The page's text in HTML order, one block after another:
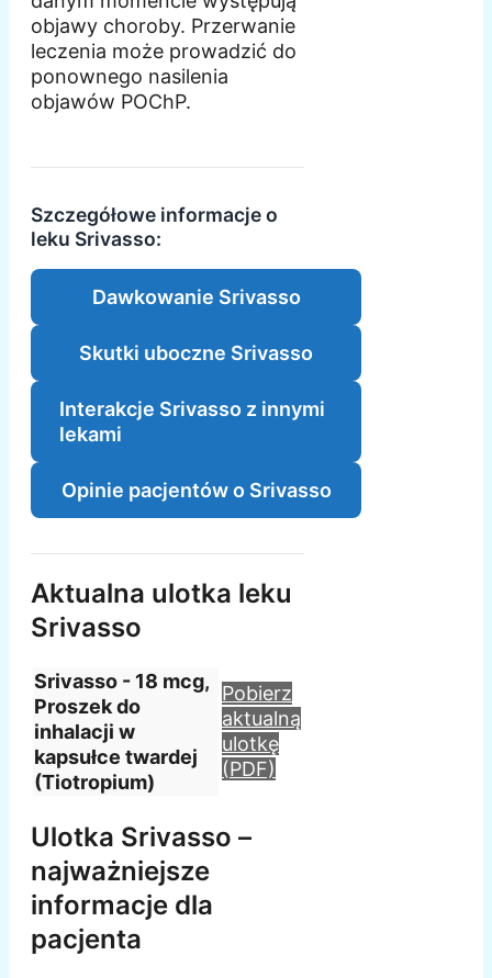
objawy choroby. Przerwanie
leczenia może prowadzić do
ponownego nasilenia
objawów POChP.
Szczegółowe informacje o
leku Srivasso:
Dawkowanie Srivasso
Skutki uboczne Srivasso
Interakcje Srivasso z innymi
lekami
Opinie pacjentów o Srivasso
Aktualna ulotka leku
Srivasso
Srivasso - 18 mcg,
Proszek do
inhalacji w
kapsułce twardej
(Tiotropium)
Pobierz
aktualną
ulotkę
(PDF)
Ulotka Srivasso –
najważniejsze
informacje dla
pacjenta